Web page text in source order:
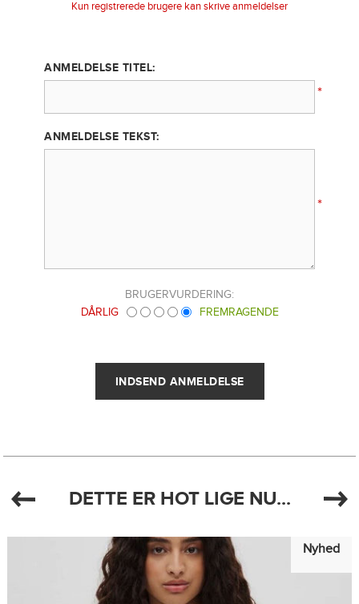
Kun registrerede brugere kan skrive anmeldelser
ANMELDELSE TITEL:
*
ANMELDELSE TEKST:
*
BRUGERVURDERING:
DÅRLIG
FREMRAGENDE
DETTE ER HOT LIGE NU...